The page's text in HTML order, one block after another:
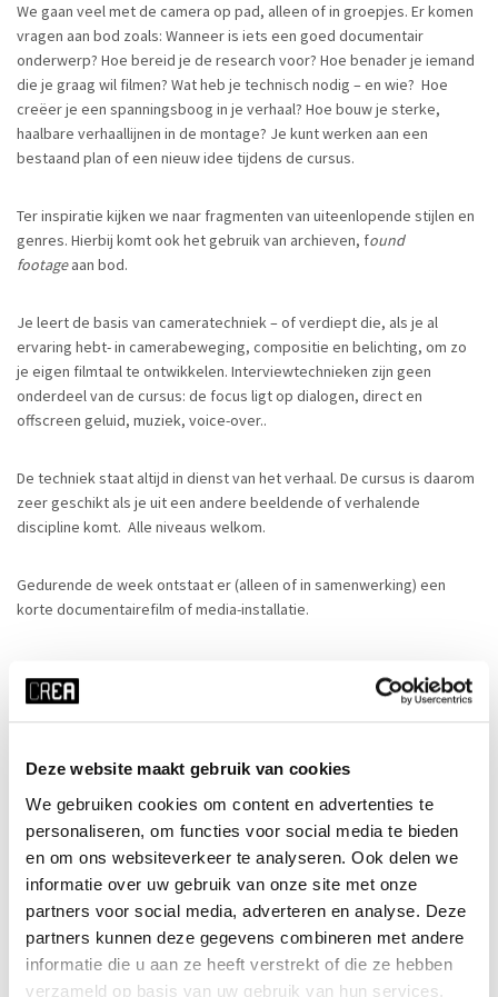
Deze website maakt gebruik van cookies
We gebruiken cookies om content en advertenties te
personaliseren, om functies voor social media te bieden
en om ons websiteverkeer te analyseren. Ook delen we
informatie over uw gebruik van onze site met onze
partners voor social media, adverteren en analyse. Deze
partners kunnen deze gegevens combineren met andere
informatie die u aan ze heeft verstrekt of die ze hebben
verzameld op basis van uw gebruik van hun services.
We gaan veel met de camera op pad, alleen of in groepjes. Er komen
vragen aan bod zoals: Wanneer is iets een goed documentair
onderwerp? Hoe bereid je de research voor? Hoe benader je iemand
die je graag wil filmen? Wat heb je technisch nodig – en wie? Hoe
creëer je een spanningsboog in je verhaal? Hoe bouw je sterke,
haalbare verhaallijnen in de montage? Je kunt werken aan een
bestaand plan of een nieuw idee tijdens de cursus.
Ter inspiratie kijken we naar fragmenten van uiteenlopende stijlen en
genres. Hierbij komt ook het gebruik van archieven, found
footageaan bod.
Je leert de basis van cameratechniek – of verdiept die, als je al
ervaring hebt- in camerabeweging, compositie en belichting, om zo
je eigen filmtaal te ontwikkelen. Interviewtechnieken zijn geen
onderdeel van de cursus: de focus ligt op dialogen, direct en
offscreen geluid, muziek, voice-over..
De techniek staat altijd in dienst van het verhaal. De cursus is daarom
zeer geschikt als je uit een andere beeldende of verhalende
discipline komt. Alle niveaus welkom.
Gedurende de week ontstaat er (alleen of in samenwerking) een
korte documentairefilm of media-installatie.
Ingangsniveau
Bijzonderheden
Cursusrooster
x ALLE FILTERS HERSTELLEN